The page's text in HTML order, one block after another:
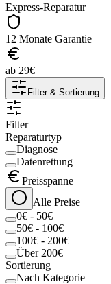
Express-Reparatur
12 Monate Garantie
ab 29€
Filter & Sortierung
Filter
Reparaturtyp
Diagnose
Datenrettung
Preisspanne
Alle Preise
0€ - 50€
50€ - 100€
100€ - 200€
Über 200€
Sortierung
Nach Kategorie